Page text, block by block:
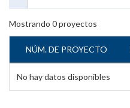
Mostrando 0proyectos
NÚM. DE PROYECTO
No hay datos disponibles